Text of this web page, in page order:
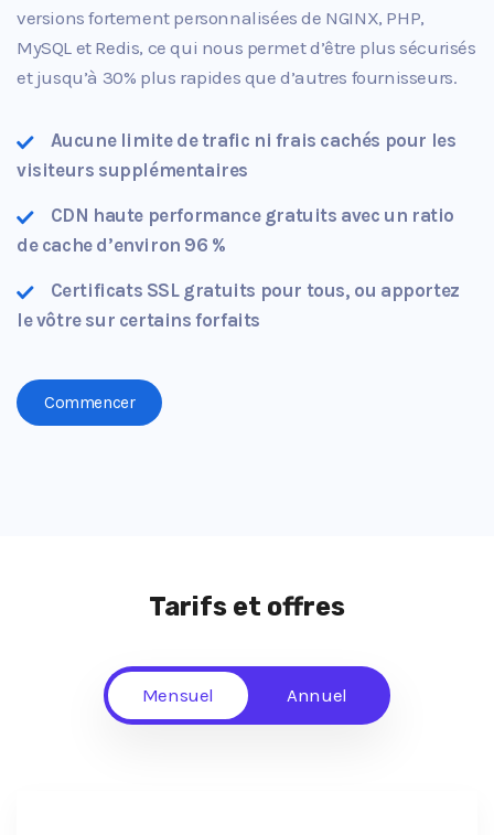
versions fortement personnalisées de NGINX, PHP,
MySQL et Redis, ce qui nous permet d’être plus sécurisés
et jusqu’à 30% plus rapides que d’autres fournisseurs.
Aucune limite de trafic ni frais cachés pour les
visiteurs supplémentaires
CDN haute performance gratuits avec un ratio
de cache d’environ 96 %
Certificats SSL gratuits pour tous, ou apportez
le vôtre sur certains forfaits
Commencer
Tarifs et offres
Mensuel Annuel